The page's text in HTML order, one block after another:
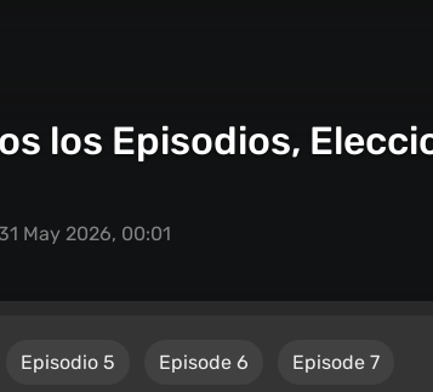
los Episodios,
May 2026, 00:01
Episodio 5 Episode 6 Episode 7